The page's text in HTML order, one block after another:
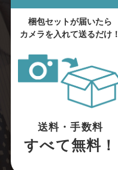
梱包セットが届いたら
カメラを入れて送るだけ！
送料・手数料
すべて無料！